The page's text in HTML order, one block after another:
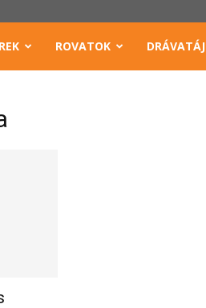
ROVATOK DRÁVATÁJ